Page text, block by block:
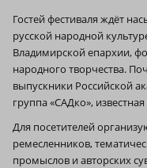
Гостей фестиваля ждёт
русской народной
Владимирской епархии,
народного творчества.
выпускники Российской
группа «САДко»,
Для посетителей
ремесленников,
промыслов и авторских